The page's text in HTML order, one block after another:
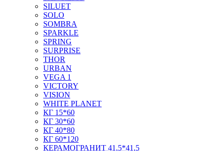
SILUET
SOLO
SOMBRA
SPARKLE
SPRING
SURPRISE
THOR
URBAN
VEGA 1
VICTORY
VISION
WHITE PLANET
КГ 15*60
КГ 30*60
КГ 40*80
КГ 60*120
КЕРАМОГРАНИТ 41,5*41,5